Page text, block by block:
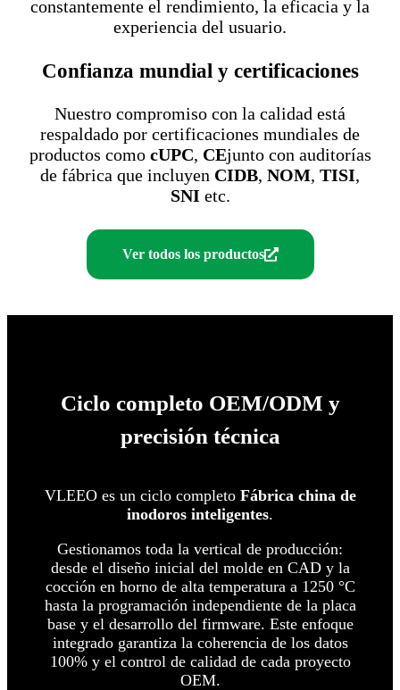
constantemente el rendimiento, la eficacia y la
experiencia del usuario.
Confianza mundial y certificaciones
Nuestro compromiso con la calidad está
respaldado por certificaciones mundiales de
productos como cUPC, CEjunto con auditorías
de fábrica que incluyen CIDB, NOM, TISI,
SNI etc.
Ver todos los productos
Ciclo completo OEM/ODM y
precisión técnica
VLEEO es un ciclo completo Fábrica china de
inodoros inteligentes.
Gestionamos toda la vertical de producción:
desde el diseño inicial del molde en CAD y la
cocción en horno de alta temperatura a 1250 °C
hasta la programación independiente de la placa
base y el desarrollo del firmware. Este enfoque
integrado garantiza la coherencia de los datos
100% y el control de calidad de cada proyecto
OEM.